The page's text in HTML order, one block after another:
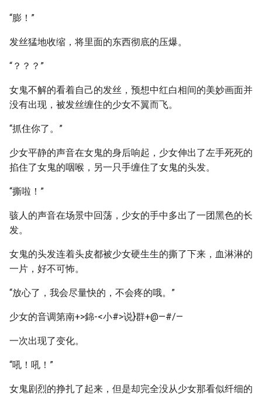
“膨！”
发丝猛地收缩，将里面的东西彻底的压爆。
“？？？”
女鬼不解的看着自己的发丝，预想中红白相间的美妙画面并
没有出现，被发丝缠住的少女不翼而飞。
“抓住你了。”
少女平静的声音在女鬼的身后响起，少女伸出了左手死死的
掐住了女鬼的咽喉，另一只手缠住了女鬼的头发。
“撕啦！”
骇人的声音在场景中回荡，少女的手中多出了一团黑色的长
发。
女鬼的头发连着头皮都被少女硬生生的撕了下来，血淋淋的
一片，好不可怖。
“放心了，我会尽量快的，不会疼的哦。”
少女的音调第南+>錦-<小#>说}群+@—#/—
一次出现了变化。
“吼！吼！”
女鬼剧烈的挣扎了起来，但是却完全没从少女那看似纤细的